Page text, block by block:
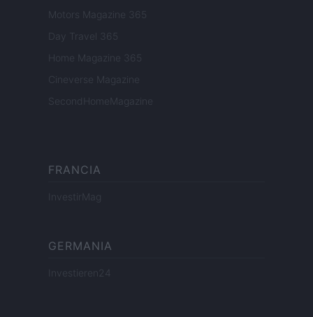
Motors Magazine 365
Day Travel 365
Home Magazine 365
Cineverse Magazine
SecondHomeMagazine
FRANCIA
InvestirMag
GERMANIA
Investieren24